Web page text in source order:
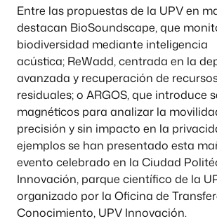
Entre las propuestas de la UPV en
destacan BioSoundscape, que
biodiversidad mediante inteligencia
acústica; ReWadd, centrada en la
avanzada y recuperación de
residuales; o ARGOS, que introduce
magnéticos para analizar la
precisión y sin impacto en la
ejemplos se han presentado esta
evento celebrado en la Ciudad
Innovación, parque científico de la
organizado por la Oficina de
Conocimiento, UPV Innovación.